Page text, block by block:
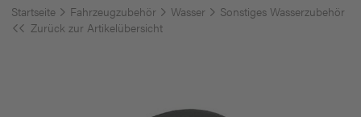
Startseite Fahrzeugzubehör Wasser
Sonstiges Wasserzubehör
Zurück zur Artikelübersicht